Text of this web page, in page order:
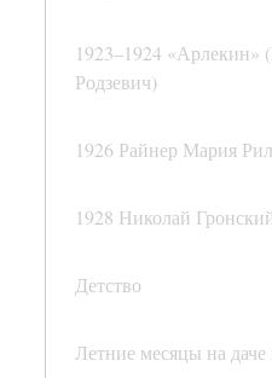
1923–1924 «Арлекин»
Родзевич)
1926 Райнер Мария
1928 Николай
Детство
Летние месяцы на даче